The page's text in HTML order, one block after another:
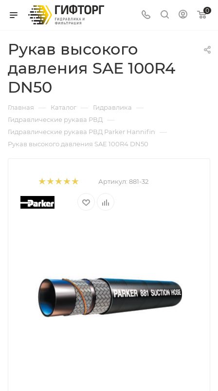
0
Рукав высокого
давления SAE 100R4
DN50
Главная — Каталог — Гидравлика —
Гидравлические рукава РВД —
Гидравлические рукава РВД Parker Hannifin —
Рукав высокого давления SAE 100R4 DN50
Артикул: 881-32